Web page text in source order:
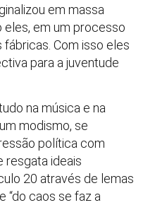
em massa
em um processo
Com isso eles
para a juventude
na música e na
modismo, se
política com
resgata ideais
20 através de lemas
“do caos se faz a